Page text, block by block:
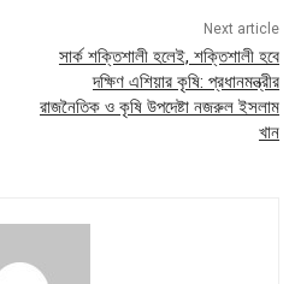
Next article
সার্ক শক্তিশালী হলেই, শক্তিশালী হবে
দক্ষিণ এশিয়ার কৃষি: প্রধানমন্ত্রীর
রাজনৈতিক ও কৃষি উপদেষ্টা নজরুল ইসলাম
খান